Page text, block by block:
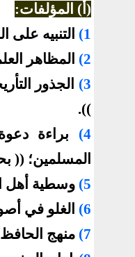
(أ) المؤلفات:
1)
التنبيه
2)
المظاهر
3)
الجذور
)).
4)
براءة
المسلمين؛ ((
5) وسطية أهل
6)
الغلو في
7) منهج